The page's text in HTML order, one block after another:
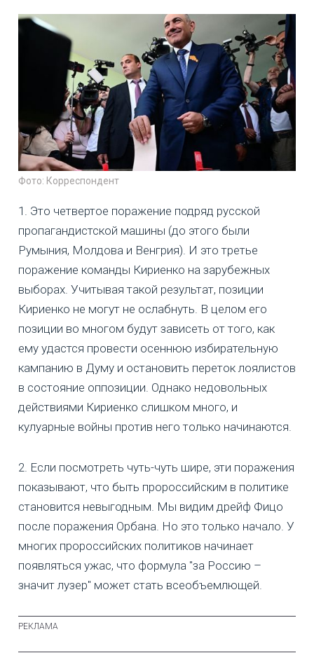
Фото: Корреспондент
1. Это четвертое поражение подряд русской
пропагандистской машины (до этого были
Румыния, Молдова и Венгрия). И это третье
поражение команды Кириенко на зарубежных
выборах. Учитывая такой результат, позиции
Кириенко не могут не ослабнуть. В целом его
позиции во многом будут зависеть от того, как
ему удастся провести осеннюю избирательную
кампанию в Думу и остановить переток лоялистов
в состояние оппозиции. Однако недовольных
действиями Кириенко слишком много, и
кулуарные войны против него только начинаются.
2. Если посмотреть чуть-чуть шире, эти поражения
показывают, что быть пророссийским в политике
становится невыгодным. Мы видим дрейф Фицо
после поражения Орбана. Но это только начало. У
многих пророссийских политиков начинает
появляться ужас, что формула "за Россию –
значит лузер" может стать всеобъемлющей.